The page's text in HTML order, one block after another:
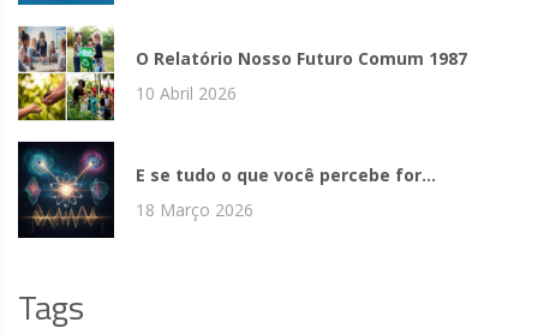
O Relatório Nosso Futuro Comum 1987
10 Abril 2026
E se tudo o que você percebe for...
18 Março 2026
Tags